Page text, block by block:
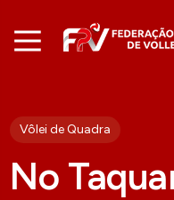
Vôlei de Quadra
No